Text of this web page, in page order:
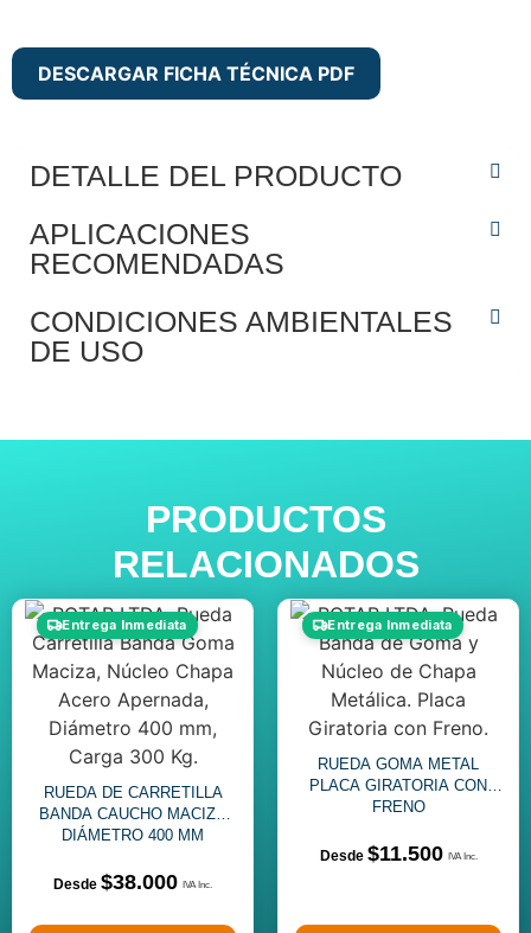
DESCARGAR FICHA TÉCNICA PDF
DETALLE DEL PRODUCTO
APLICACIONES
RECOMENDADAS
CONDICIONES AMBIENTALES
DE USO
PRODUCTOS
RELACIONADOS
Entrega Inmediata
RUEDA DE CARRETILLA
BANDA CAUCHO MACIZO
DIÁMETRO 400 MM
$38.000
Entrega Inmediata
RUEDA GOMA METAL
PLACA GIRATORIA CON
FRENO
$11.500